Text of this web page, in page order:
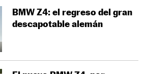
BMW Z4: el regreso del gran
descapotable alemán